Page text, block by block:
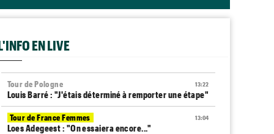
EN LIVE
13:22
Tour de Pologne
Louis Barré : "J'étais déterminé à remporter une étape"
13:04
Tour de France Femmes
Loes Adegeest : "On essaiera encore..."